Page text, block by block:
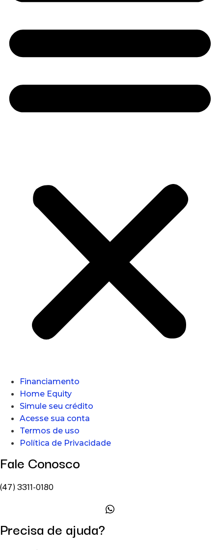
Financiamento
Home Equity
Simule seu crédito
Acesse sua conta
Termos de uso
Política de Privacidade
Fale Conosco
(47) 3311-0180
Precisa de ajuda?